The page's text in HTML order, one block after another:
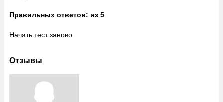
Правильных ответов: из 5
Начать тест заново
Отзывы